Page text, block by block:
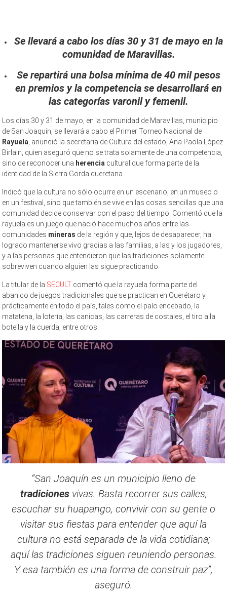
Se llevará a cabo los días 30 y 31 de mayo en la
comunidad de Maravillas.
Se repartirá una bolsa mínima de 40 mil pesos
en premios y la competencia se desarrollará en
las categorías varonil y femenil.
Los días 30 y 31 de mayo, en la comunidad de Maravillas, municipio
de San Joaquín, se llevará a cabo el Primer Torneo Nacional de
Rayuela , anunció la secretaria de Cultura del estado, Ana Paola López
Birlain, quien aseguró que no se trata solamente de una competencia,
sino de reconocer una herencia cultural que forma parte de la
identidad de la Sierra Gorda queretana.
Indicó que la cultura no sólo ocurre en un escenario, en un museo o
en un festival, sino que también se vive en las cosas sencillas que una
comunidad decide conservar con el paso del tiempo. Comentó que la
rayuela es un juego que nació hace muchos años entre las
comunidades mineras de la región y que, lejos de desaparecer, ha
logrado mantenerse vivo gracias a las familias, a las y los jugadores,
y a las personas que entendieron que las tradiciones solamente
sobreviven cuando alguien las sigue practicando.
La titular de la SECULT comentó que la rayuela forma parte del
abanico de juegos tradicionales que se practican en Querétaro y
prácticamente en todo el país, tales como el palo encebado, la
matatena, la lotería, las canicas, las carreras de costales, el tiro a la
botella y la cuerda, entre otros.
“San Joaquín es un municipio lleno de
tradicionesvivas. Basta recorrer sus calles,
escuchar su huapango, convivir con su gente o
visitar sus fiestas para entender que aquí la
cultura no está separada de la vida cotidiana;
aquí las tradiciones siguen reuniendo personas.
Y esa también es una forma de construir paz”,
aseguró.